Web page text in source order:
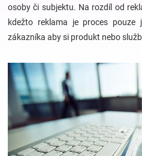
výbava
zábava
pro
osoby či subjektu. Na rozdíl od
kdežto reklama je proces pouze
zákazníka aby si produkt nebo